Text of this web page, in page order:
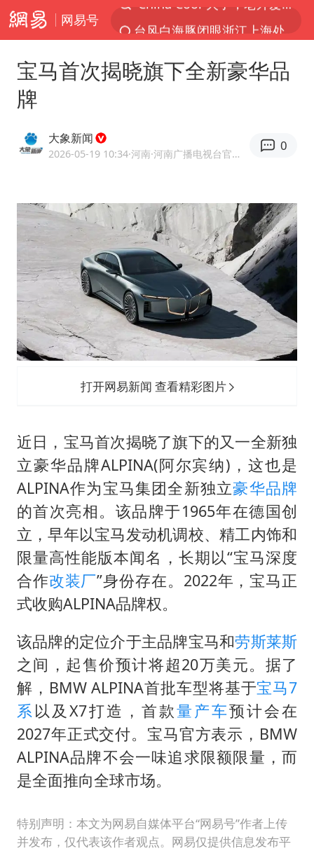
网易号
香港宏福苑火灾或由烟头引起
周末打虎 宋致远被查
《三角洲行动》外挂开发者获刑4年
浙江台州《告全体市民书》
多个明星演唱会取消
上半年国内居民出游人次34.63亿
美国最大水库水位降至有记录以来最低
四川宜宾市珙县发生3.4级地震
习近平心系体育强国建设
宝马首次揭晓旗下全新豪华品
牌
大象新闻
2026-05-19 10:34·河南 ·河南广播电视台官方网易号
0
打开网易新闻 查看精彩图片
近日，宝马首次揭晓了旗下的又一全新独
立豪华品牌ALPINA(阿尔宾纳)，这也是
ALPINA作为宝马集团全新独立豪华品牌
的首次亮相。该品牌于1965年在德国创
立，早年以宝马发动机调校、精工内饰和
限量高性能版本闻名，长期以“宝马深度
合作改装厂”身份存在。2022年，宝马正
式收购ALPINA品牌权。
该品牌的定位介于主品牌宝马和劳斯莱斯
之间，起售价预计将超20万美元。据了
解，BMW ALPINA首批车型将基于宝马7
系以及X7打造，首款量产车预计会在
2027年正式交付。宝马官方表示，BMW
ALPINA品牌不会一味追求限额限量，而
是全面推向全球市场。
特别声明：本文为网易自媒体平台“网易号”作者上传
并发布，仅代表该作者观点。网易仅提供信息发布平